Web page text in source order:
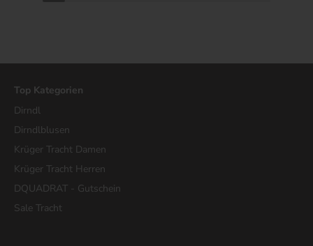
Top Kategorien
Dirndl
Dirndlblusen
Krüger Tracht Damen
Krüger Tracht Herren
DQUADRAT - Gutschein
Sale Tracht